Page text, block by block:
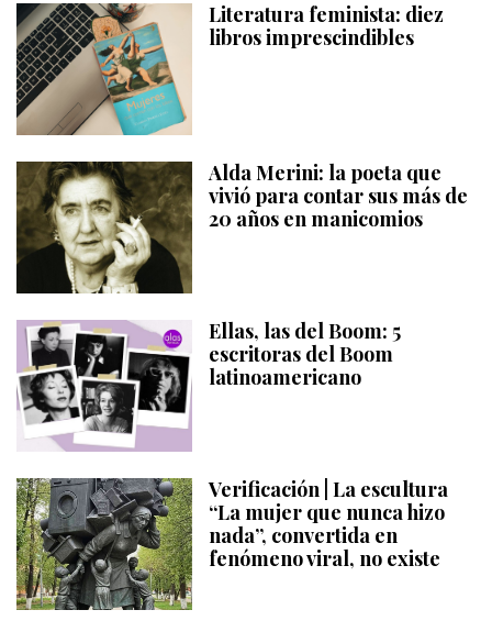
Literatura feminista: diez
libros imprescindibles
Alda Merini: la poeta que
vivió para contar sus más de
20 años en manicomios
Ellas, las del Boom: 5
escritoras del Boom
latinoamericano
Verificación | La escultura
“La mujer que nunca hizo
nada”, convertida en
fenómeno viral, no existe